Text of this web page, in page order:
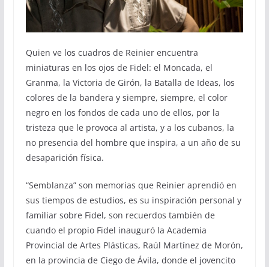
Quien ve los cuadros de Reinier encuentra
miniaturas en los ojos de Fidel: el Moncada, el
Granma, la Victoria de Girón, la Batalla de Ideas, los
colores de la bandera y siempre, siempre, el color
negro en los fondos de cada uno de ellos, por la
tristeza que le provoca al artista, y a los cubanos, la
no presencia del hombre que inspira, a un año de su
desaparición física.
“Semblanza” son memorias que Reinier aprendió en
sus tiempos de estudios, es su inspiración personal y
familiar sobre Fidel, son recuerdos también de
cuando el propio Fidel inauguró la Academia
Provincial de Artes Plásticas, Raúl Martínez de Morón,
en la provincia de Ciego de Ávila, donde el jovencito